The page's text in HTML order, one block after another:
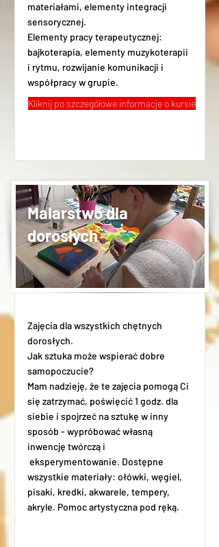
materiałami, elementy integracji
sensorycznej.
Elementy pracy terapeutycznej:
bajkoterapia, elementy muzykoterapii
i rytmu, rozwijanie komunikacji i
współpracy w grupie.
Kliknij po szczegółowe informacje o kursie
Malarstwo dla
dorosłych
Zajęcia dla wszystkich chętnych
dorosłych.
Jak sztuka może wspierać dobre
samopoczucie?
Mam nadzieję, że te zajęcia pomogą Ci
się zatrzymać, poświęcić 1 godz. dla
siebie i spojrzeć na sztukę w inny
sposób - wypróbować własną
inwencję twórczą i
eksperymentowanie. Dostępne
wszystkie materiały: ołówki, węgiel,
pisaki, kredki, akwarele, tempery,
akryle. Pomoc artystyczna pod ręką.